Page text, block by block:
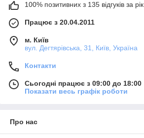
100% позитивних з 135 відгуків за рік
Працює з 20.04.2011
м. Київ
вул. Дегтярівська, 31, Київ, Україна
Контакти
Сьогодні працює з 09:00 до 18:00
Показати весь графік роботи
Про нас